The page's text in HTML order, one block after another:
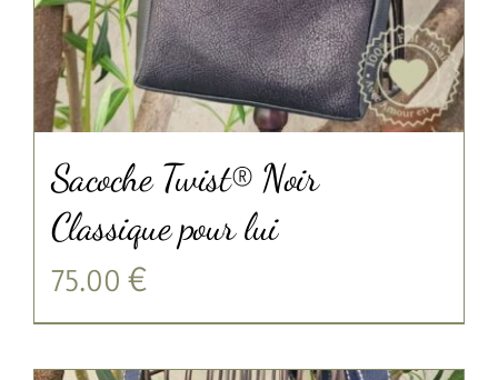
Sacoche Twist® Noir
Classique pour lui
75.00 €